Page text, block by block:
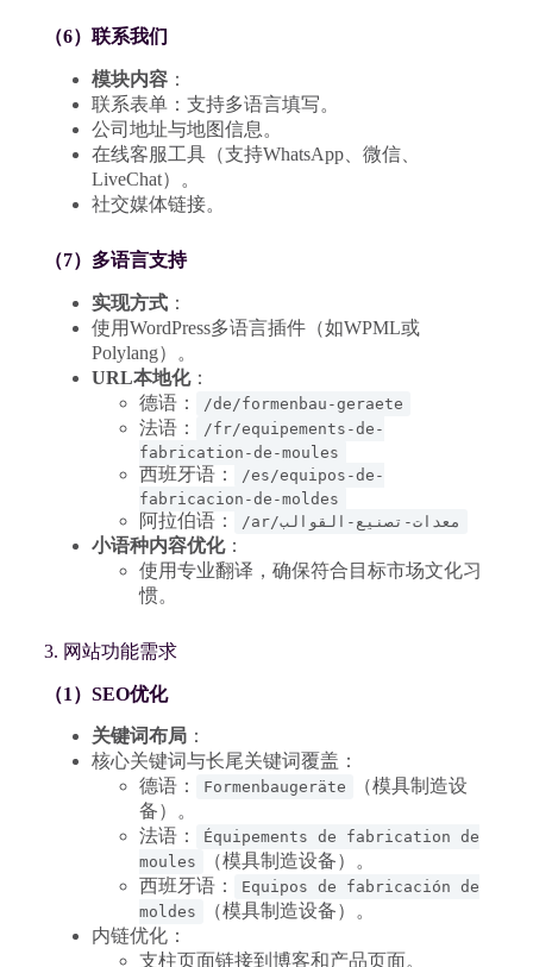
（6）联系我们
模块内容：
联系表单：支持多语言填写。
公司地址与地图信息。
在线客服工具（支持WhatsApp、微信、
LiveChat）。
社交媒体链接。
（7）多语言支持
实现方式：
使用WordPress多语言插件（如WPML或
Polylang）。
URL本地化：
德语：
/de/formenbau-geraete
法语：
/fr/equipements-de-
fabrication-de-moules
西班牙语：
/es/equipos-de-
fabricacion-de-moldes
阿拉伯语： /ar/معدات-تصنيع-القوالب
小语种内容优化：
使用专业翻译，确保符合目标市场文化习
惯。
3. 网站功能需求
（1）SEO优化
关键词布局：
核心关键词与长尾关键词覆盖：
德语：
Formenbaugeräte
（模具制造设
备）。
法语：
Équipements de fabrication de
moules
（模具制造设备）。
西班牙语：
Equipos de fabricación de
moldes
（模具制造设备）。
内链优化：
支柱页面链接到博客和产品页面。